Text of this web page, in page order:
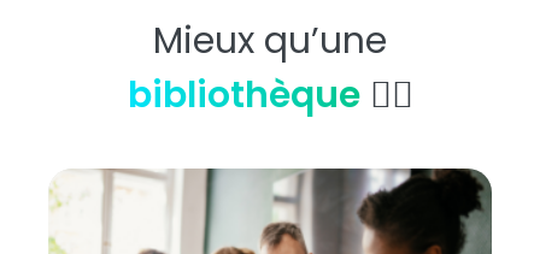
Mieux qu’une
bibliothèque👇🏼